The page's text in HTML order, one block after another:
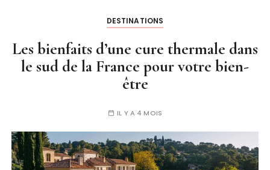
DESTINATIONS
Les bienfaits d’une cure thermale dans
le sud de la France pour votre bien-
être
IL Y A 4 MOIS